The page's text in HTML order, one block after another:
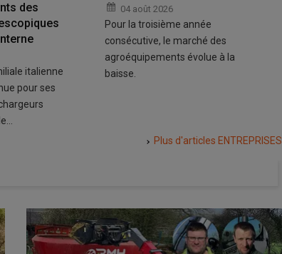
des
italienne
pour ses
04 août 2026
Pour la troisième année
consécutive, le marché des
agroéquipements évolue à la
baisse.
Plus d'articles ENTREPRISES